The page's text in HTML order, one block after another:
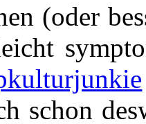
(oder
schon